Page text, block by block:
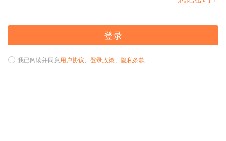
登录
我已阅读并同意用户协议、 登录政策、 隐私条款